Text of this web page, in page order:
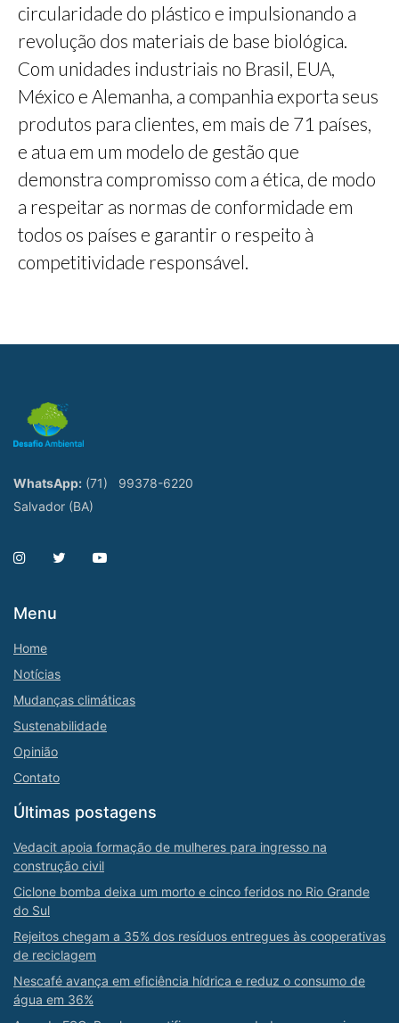
circularidade do plástico e impulsionando a
revolução dos materiais de base biológica.
Com unidades industriais no Brasil, EUA,
México e Alemanha, a companhia exporta seus
produtos para clientes, em mais de 71 países,
e atua em um modelo de gestão que
demonstra compromisso com a ética, de modo
a respeitar as normas de conformidade em
todos os países e garantir o respeito à
competitividade responsável.
WhatsApp: (71)
99378-6220
Salvador (BA)
Menu
Home
Notícias
Mudanças climáticas
Sustenabilidade
Opinião
Contato
Últimas postagens
Vedacit apoia formação de mulheres para ingresso na
construção civil
Ciclone bomba deixa um morto e cinco feridos no Rio Grande
do Sul
Rejeitos chegam a 35% dos resíduos entregues às cooperativas
de reciclagem
Nescafé avança em eficiência hídrica e reduz o consumo de
água em 36%